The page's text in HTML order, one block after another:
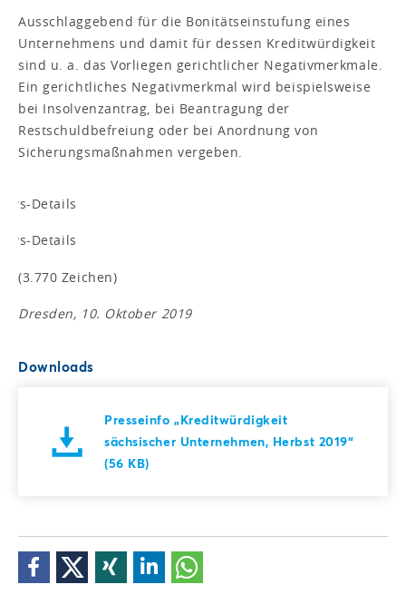
Ausschlaggebend für die Bonitätseinstufung eines
Unternehmens und damit für dessen Kreditwürdigkeit
sind u. a. das Vorliegen gerichtlicher Negativmerkmale.
Ein gerichtliches Negativmerkmal wird beispielsweise
bei Insolvenzantrag, bei Beantragung der
Restschuldbefreiung oder bei Anordnung von
Sicherungsmaßnahmen vergeben.
(3.770 Zeichen)
Dresden, 10. Oktober 2019
Downloads
Presseinfo „Kreditwürdigkeit
sächsischer Unternehmen, Herbst 2019“
(56 KB)